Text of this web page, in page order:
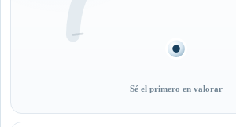
Sé el primero en valorar